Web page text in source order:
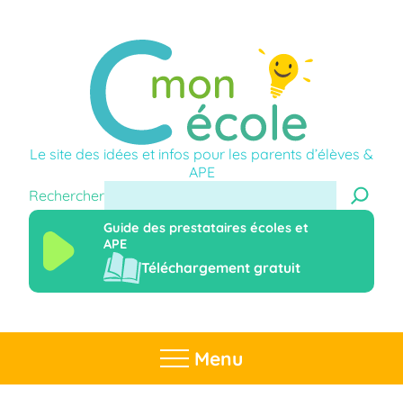
Le site des idées et infos pour les parents d’élèves &
APE
Rechercher
Guide des prestataires écoles et
APE
Téléchargement gratuit
Menu